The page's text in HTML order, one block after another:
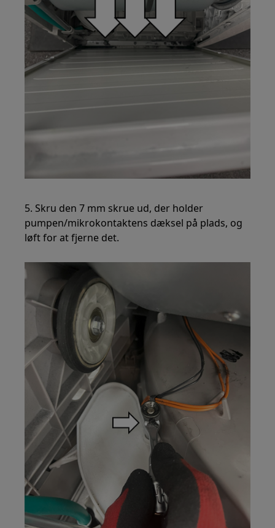
5. Skru den 7 mm skrue ud, der holder
pumpen/mikrokontaktens dæksel på plads, og
løft for at fjerne det.